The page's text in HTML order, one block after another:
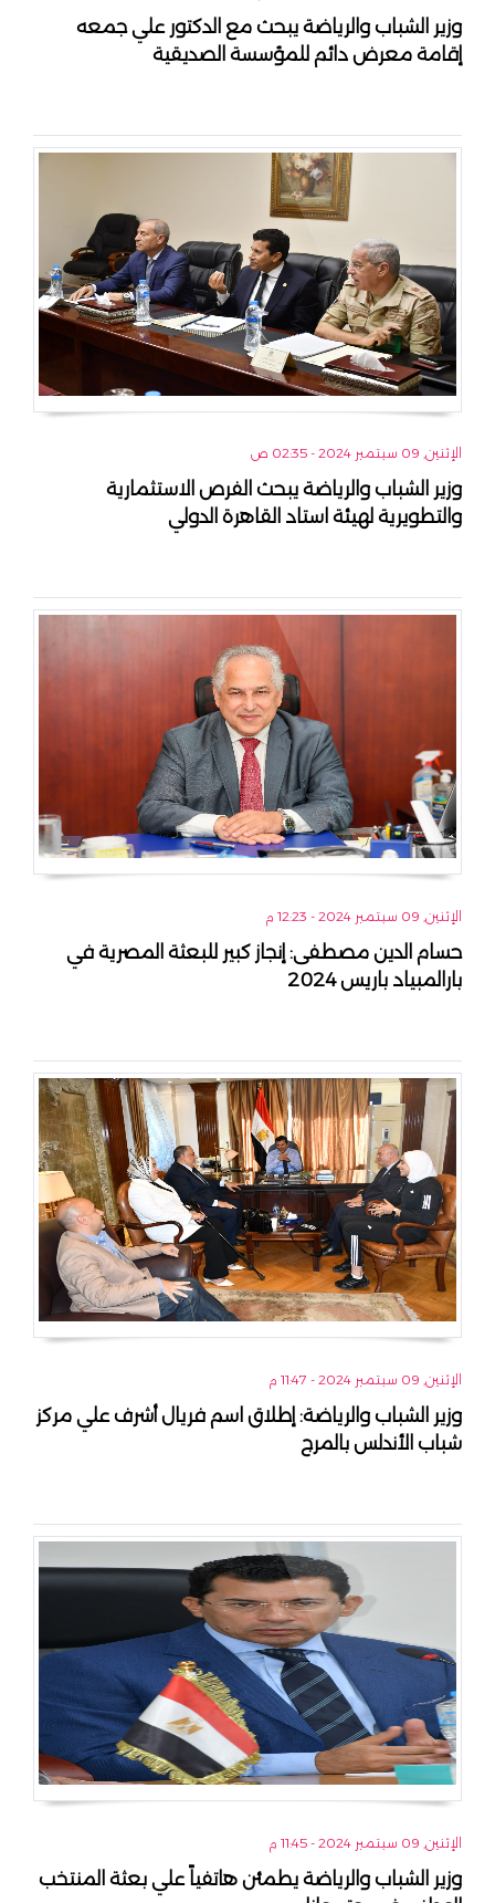
وزير الشباب والرياضة يبحث مع الدكتور علي جمعه
إقامة معرض دائم للمؤسسة الصديقية
الإثنين, 09 سبتمبر 2024 - 02:35 ص
وزير الشباب والرياضة يبحث الفرص الاستثمارية
والتطويرية لهيئة استاد القاهرة الدولي
الإثنين, 09 سبتمبر 2024 - 12:23 م
حسام الدين مصطفى: إنجاز كبير للبعثة المصرية في
بارالمبياد باريس 2024
الإثنين, 09 سبتمبر 2024 - 11:47 م
وزير الشباب والرياضة: إطلاق اسم فريال أشرف علي مركز
شباب الأندلس بالمرج
الإثنين, 09 سبتمبر 2024 - 11:45 م
وزير الشباب والرياضة يطمئن هاتفياً علي بعثة المنتخب